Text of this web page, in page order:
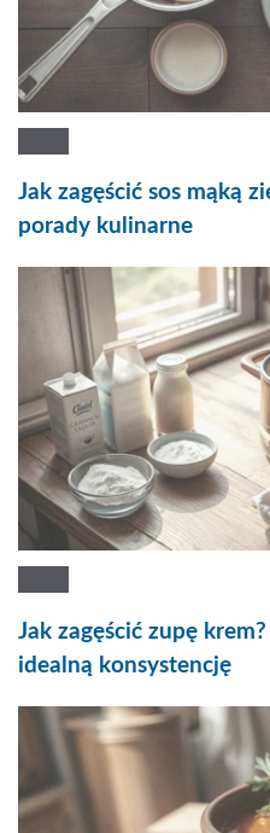
Jak zagęścić sos mąką
porady kulinarne
Jak zagęścić zupę
idealną konsystencję